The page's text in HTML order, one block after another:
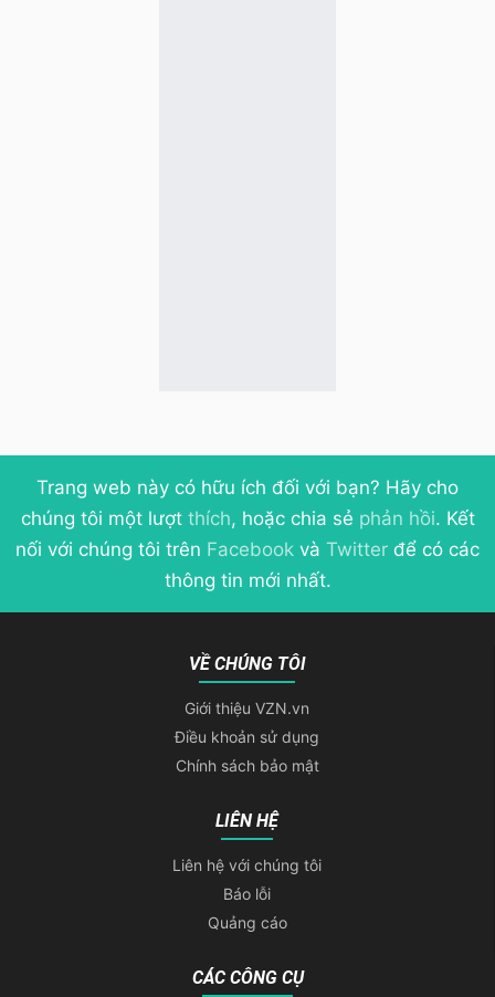
Trang web này có hữu ích đối với bạn? Hãy cho
chúng tôi một lượt thích, hoặc chia sẻ phản hồi. Kết
nối với chúng tôi trên Facebook và Twitter để có các
thông tin mới nhất.
VỀ CHÚNG TÔI
Giới thiệu VZN.vn
Điều khoản sử dụng
Chính sách bảo mật
LIÊN HỆ
Liên hệ với chúng tôi
Báo lỗi
Quảng cáo
CÁC CÔNG CỤ